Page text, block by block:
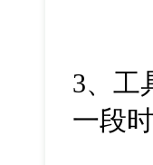
3、工
一段